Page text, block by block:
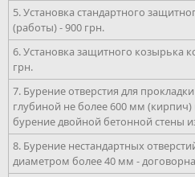
5. Установка стандартного
(работы) - 900 грн.
6. Установка защитного козырька
грн.
7. Бурение отверстия для
глубиной не более 600 мм
бурение двойной бетонной стены
8. Бурение нестандартных
диаметром более 40 мм -